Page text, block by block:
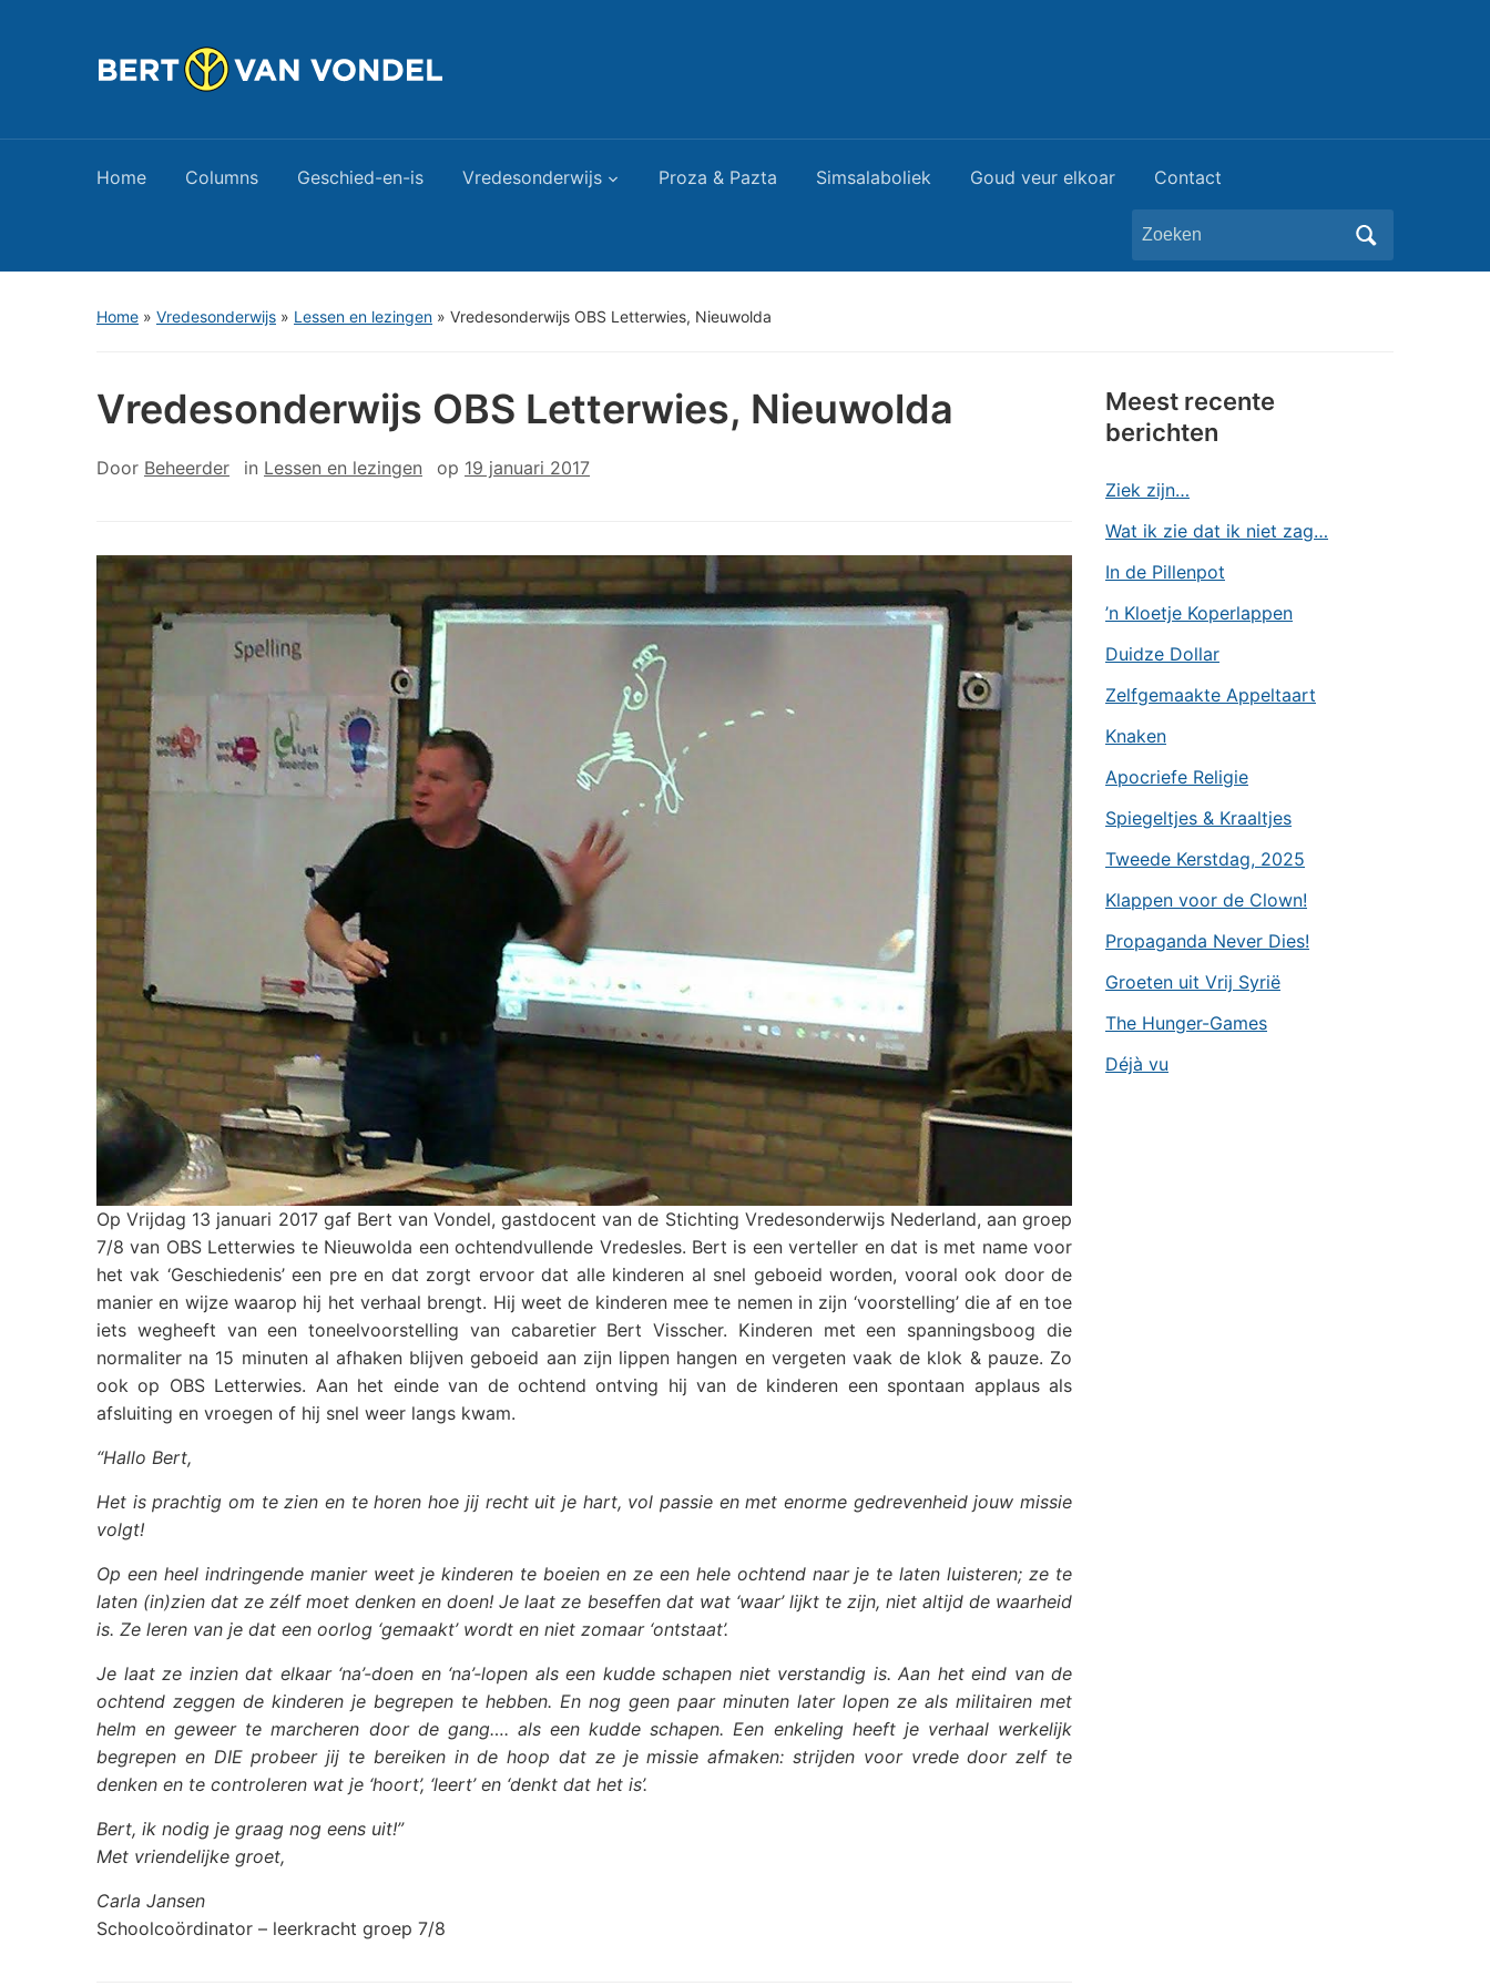
Home Columns Geschied-en-is Vredesonderwijs Proza & Pazta Simsalaboliek Goud veur elkoar Contact
Zoeken
naar:
Home » Vredesonderwijs » Lessen en lezingen » Vredesonderwijs OBS Letterwies, Nieuwolda
Vredesonderwijs OBS Letterwies, Nieuwolda
Door Beheerder in Lessen en lezingen op 19 januari 2017
Op Vrijdag 13 januari 2017 gaf Bert van Vondel, gastdocent van de Stichting Vredesonderwijs Nederland, aan groep
7/8 van OBS Letterwies te Nieuwolda een ochtendvullende Vredesles. Bert is een verteller en dat is met name voor
het vak ‘Geschiedenis’ een pre en dat zorgt ervoor dat alle kinderen al snel geboeid worden, vooral ook door de
manier en wijze waarop hij het verhaal brengt. Hij weet de kinderen mee te nemen in zijn ‘voorstelling’ die af en toe
iets wegheeft van een toneelvoorstelling van cabaretier Bert Visscher. Kinderen met een spanningsboog die
normaliter na 15 minuten al afhaken blijven geboeid aan zijn lippen hangen en vergeten vaak de klok & pauze. Zo
ook op OBS Letterwies. Aan het einde van de ochtend ontving hij van de kinderen een spontaan applaus als
afsluiting en vroegen of hij snel weer langs kwam.
“Hallo Bert,
Het is prachtig om te zien en te horen hoe jij recht uit je hart, vol passie en met enorme gedrevenheid jouw missie
volgt!
Op een heel indringende manier weet je kinderen te boeien en ze een hele ochtend naar je te laten luisteren; ze te
laten (in)zien dat ze zélf moet denken en doen! Je laat ze beseffen dat wat ‘waar’ lijkt te zijn, niet altijd de waarheid
is. Ze leren van je dat een oorlog ‘gemaakt’ wordt en niet zomaar ‘ontstaat’.
Je laat ze inzien dat elkaar ‘na’-doen en ‘na’-lopen als een kudde schapen niet verstandig is. Aan het eind van de
ochtend zeggen de kinderen je begrepen te hebben. En nog geen paar minuten later lopen ze als militairen met
helm en geweer te marcheren door de gang…. als een kudde schapen. Een enkeling heeft je verhaal werkelijk
begrepen en DIE probeer jij te bereiken in de hoop dat ze je missie afmaken: strijden voor vrede door zelf te
denken en te controleren wat je ‘hoort’, ‘leert’ en ‘denkt dat het is’.
Bert, ik nodig je graag nog eens uit!”
Met vriendelijke groet,
Carla Jansen
Schoolcoördinator – leerkracht groep 7/8
Meest recente
berichten
Ziek zijn…
Wat ik zie dat ik niet zag…
In de Pillenpot
’n Kloetje Koperlappen
Duidze Dollar
Zelfgemaakte Appeltaart
Knaken
Apocriefe Religie
Spiegeltjes & Kraaltjes
Tweede Kerstdag, 2025
Klappen voor de Clown!
Propaganda Never Dies!
Groeten uit Vrij Syrië
The Hunger-Games
Déjà vu